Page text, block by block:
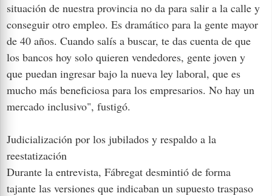
situación de nuestra provincia no da para salir a la calle y
conseguir otro empleo. Es dramático para la gente mayor
de 40 años. Cuando salís a buscar, te das cuenta de que
los bancos hoy solo quieren vendedores, gente joven y
que puedan ingresar bajo la nueva ley laboral, que es
mucho más beneficiosa para los empresarios. No hay un
mercado inclusivo", fustigó.
Judicialización por los jubilados y respaldo a la
reestatización
Durante la entrevista, Fábregat desmintió de forma
tajante las versiones que indicaban un supuesto traspaso